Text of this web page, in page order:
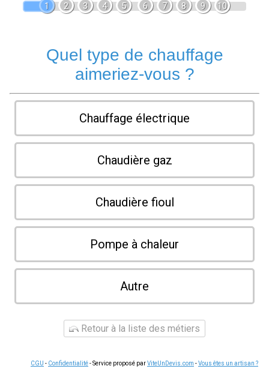
1 2 3 4 5 6 7 8 9 10
Quel type de chauffage
aimeriez-vous ?
Chauffage électrique
Chaudière gaz
Chaudière fioul
Pompe à chaleur
Autre
Retour à la liste des métiers
CGU - Confidentialité- Service proposé parViteUnDevis.com -Vous êtes un artisan ?